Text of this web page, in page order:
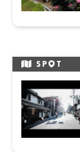
SP T